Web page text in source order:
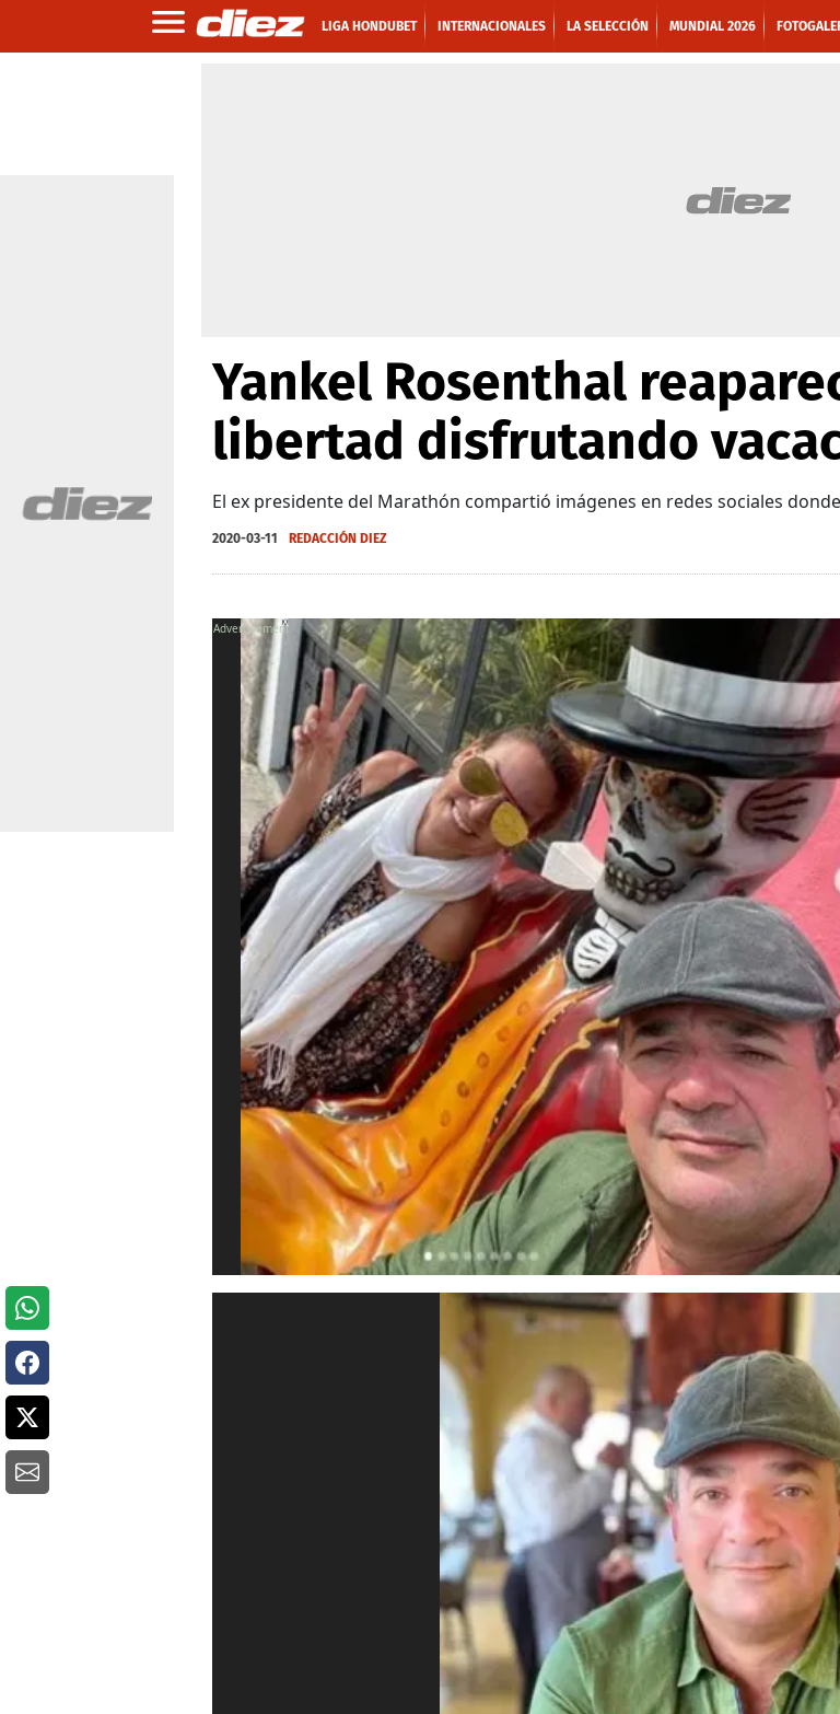
LIGA HONDUBET INTERNACIONALES LA SELECCIÓN MUNDIAL 2026
Yankel Rosenthal
libertad disfrutando
El ex presidente del Marathón compartió imágenes en redes sociales
2020-03-11 REDACCIÓN DIEZ
X